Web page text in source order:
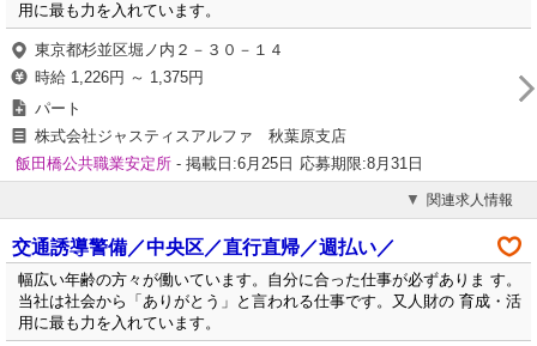
用に最も力を入れています。
東京都杉並区堀ノ内２－３０－１４
時給 1,226円 ～ 1,375円
パート
株式会社ジャスティスアルファ 秋葉原支店
飯田橋公共職業安定所 - 掲載日:6月25日 応募期限:8月31日
関連求人情報
交通誘導警備／中央区／直行直帰／週払い／
幅広い年齢の方々が働いています。自分に合った仕事が必ずありま す。
当社は社会から「ありがとう」と言われる仕事です。又人財の 育成・活
用に最も力を入れています。